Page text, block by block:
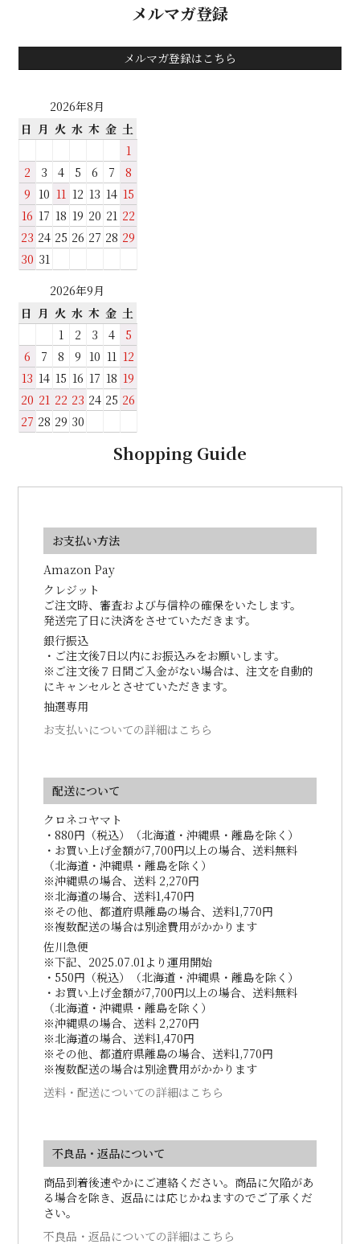
メルマガ登録
メルマガ登録はこちら
2026年8月
日 月 火 水 木 金 土
1
2
3 4 5 6 7
8
9 10 11 12 13 14 15
16 17 18 19 20 21 22
23 24 25 26 27 28 29
30 31
2026年9月
日 月 火 水 木 金 土
1
2 3 4
5
6
7 8 9 10 11 12
13 14 15 16 17 18 19
20 21 22 23 24 25 26
27 28 29 30
Shopping Guide
お支払い方法
Amazon Pay
クレジット
ご注文時、審査および与信枠の確保をいたします。
発送完了日に決済をさせていただきます。
銀行振込
・ご注文後7日以内にお振込みをお願いします。
※ご注文後７日間ご入金がない場合は、注文を自動的
にキャンセルとさせていただきます。
抽選専用
お支払いについての詳細はこちら
配送について
クロネコヤマト
・880円（税込）（北海道・沖縄県・離島を除く）
・お買い上げ金額が7,700円以上の場合、送料無料
（北海道・沖縄県・離島を除く）
※沖縄県の場合、送料 2,270円
※北海道の場合、送料1,470円
※その他、都道府県離島の場合、送料1,770円
※複数配送の場合は別途費用がかかります
佐川急便
※下記、2025.07.01より運用開始
・550円（税込）（北海道・沖縄県・離島を除く）
・お買い上げ金額が7,700円以上の場合、送料無料
（北海道・沖縄県・離島を除く）
※沖縄県の場合、送料 2,270円
※北海道の場合、送料1,470円
※その他、都道府県離島の場合、送料1,770円
※複数配送の場合は別途費用がかかります
送料・配送についての詳細はこちら
不良品・返品について
商品到着後速やかにご連絡ください。商品に欠陥があ
る場合を除き、返品には応じかねますのでご了承くだ
さい。
不良品・返品についての詳細はこちら